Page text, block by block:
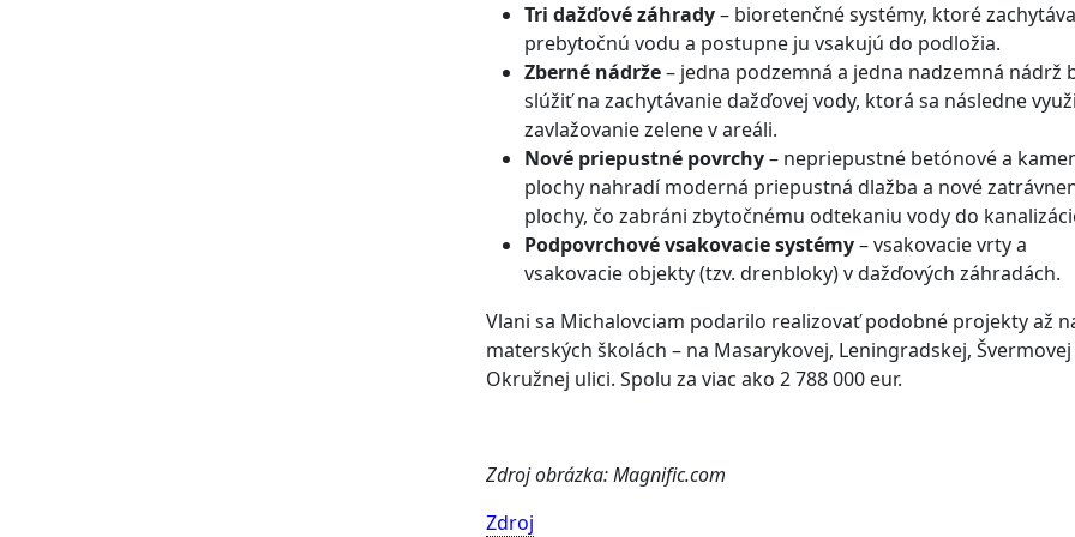
Tri dažďové záhrady– bioretenčné systémy, ktoré
prebytočnú vodu a postupne ju vsakujú do podložia.
Zberné nádrže– jedna podzemná a jedna nadzemná nádrž
slúžiť na zachytávanie dažďovej vody, ktorá sa následne
zavlažovanie zelene v areáli.
Nové priepustné povrchy– nepriepustné betónové a
plochy nahradí moderná priepustná dlažba a nové
plochy, čo zabráni zbytočnému odtekaniu vody do
Podpovrchové vsakovacie systémy– vsakovacie vrty a
vsakovacie objekty (tzv. drenbloky) v dažďových záhradách.
Vlani sa Michalovciam podarilo realizovať podobné projekty až
materských školách – na Masarykovej, Leningradskej, Švermovej
Okružnej ulici. Spolu za viac ako 2 788 000 eur.
Zdroj obrázka: Magnific.com
Zdroj